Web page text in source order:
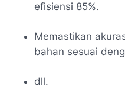
efisiensi 85%.
Memastikan
bahan sesuai
dll.